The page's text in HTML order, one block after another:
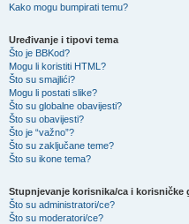
Kako mogu bumpirati temu?
Uređivanje i tipovi tema
Što je BBKod?
Mogu li koristiti HTML?
Što su smajlići?
Mogu li postati slike?
Što su globalne obavijesti?
Što su obavijesti?
Što je “važno”?
Što su zaključane teme?
Što su ikone tema?
Stupnjevanje korisnika/ca i korisničke
Što su administratori/ce?
Što su moderatori/ce?